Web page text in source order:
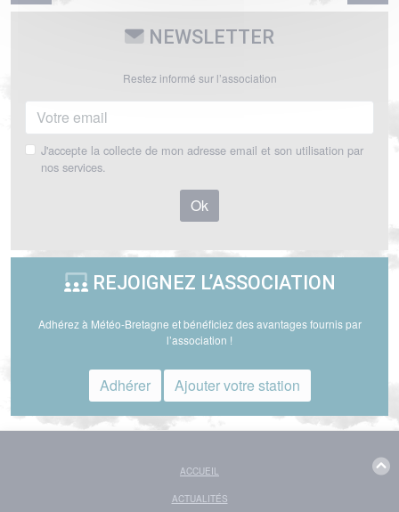
NEWSLETTER
Restez informé sur l’association
J'accepte la collecte de mon adresse email et son utilisation par
nos services.
Ok
REJOIGNEZ L’ASSOCIATION
Adhérez à Météo-Bretagne et bénéficiez des avantages fournis par
l’association !
Adhérer Ajouter votre station
ACCUEIL
ACTUALITÉS